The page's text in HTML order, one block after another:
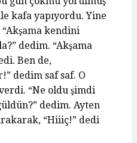
kafa yapıyordu. Yine
“Akşama kendini
dedim. “Akşama
Ben de,
dedim saf saf. O
“Ne oldu şimdi
dedim. Ayten
“Hiiiç!” dedi